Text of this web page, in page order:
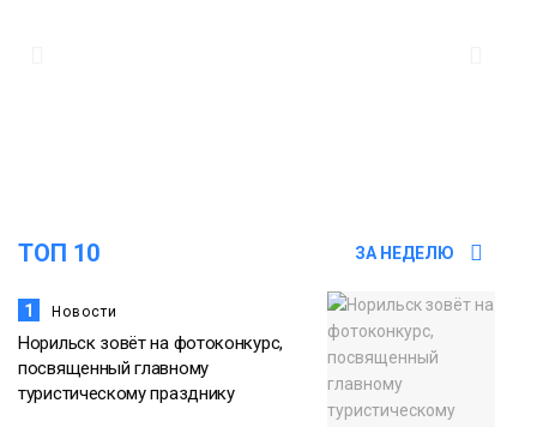
Общество
города» получила свой приз
ТОП 10 ЗА НЕДЕЛЮ
1 Новости
Норильск зовёт на фотоконкурс,
посвященный главному
туристическому празднику